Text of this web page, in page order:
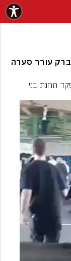
ברק עורר סערה